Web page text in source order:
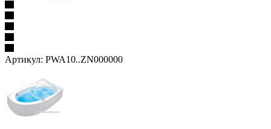
Артикул: PWA10..ZN000000